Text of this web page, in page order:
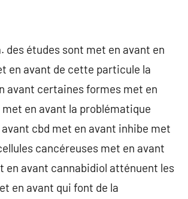
des études sont met en avant en
en avant de cette particule la
avant certaines formes met en
en avant la problématique
cbd met en avant inhibe met
cancéreuses met en avant
en avant cannabidiol atténuent les
en avant qui font de la